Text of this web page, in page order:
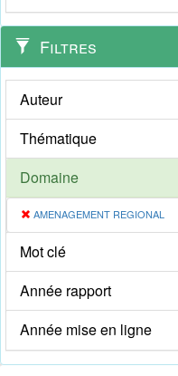
Filtres
Auteur
Thématique
Domaine
AMENAGEMENT REGIONAL
Mot clé
Année rapport
Année mise en ligne